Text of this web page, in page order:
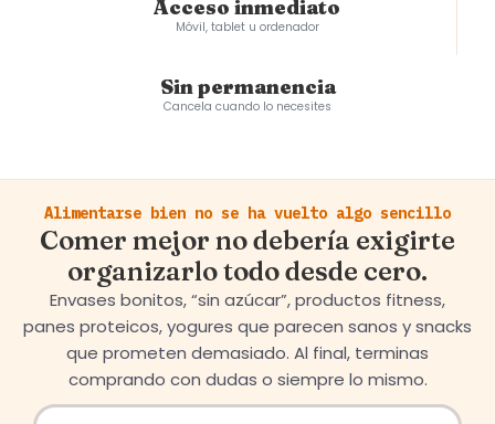
Acceso inmediato
Móvil, tablet u ordenador
Sin permanencia
Cancela cuando lo necesites
Alimentarse bien no se ha vuelto algo sencillo
Comer mejor no debería exigirte
organizarlo todo desde cero.
Envases bonitos, “sin azúcar”, productos fitness,
panes proteicos, yogures que parecen sanos y snacks
que prometen demasiado. Al final, terminas
comprando con dudas o siempre lo mismo.